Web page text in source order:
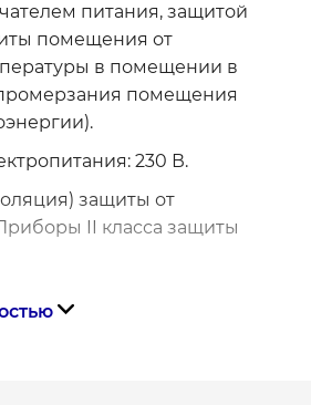
питания, защитой
помещения от
в помещении в
промерзания помещения
230 В.
защиты от
II класса защиты